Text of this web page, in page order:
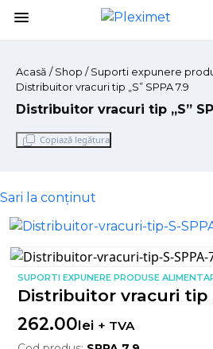
menu
Acasă / Shop / Suporti expunere
Distribuitor vracuri tip „S” SPPA 7.9
Distribuitor vracuri tip „S”
Copiază legătura
Sari la conținut
SUPORTI EXPUNERE PRODUSE
Distribuitor vracuri tip
262.00lei + TVA